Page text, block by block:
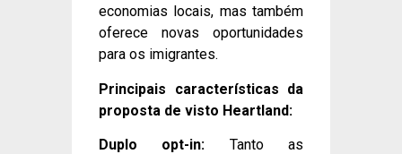
economias locais, mas também
oferece novas oportunidades
para os imigrantes.
Principais características da
proposta de visto Heartland:
Duplo opt-in: Tanto as